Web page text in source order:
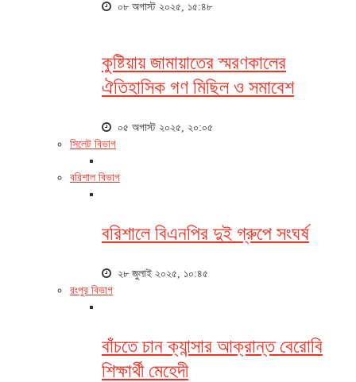
০৮ অগাস্ট ২০২৫, ১৫:৪৮
কুষ্টিয়ায় জামায়াতের স্মরণকালের
ঐতিহাসিক গণ মিছিল ও সমাবেশ
০৫ অগাস্ট ২০২৫, ২০:০৫
সিলেট বিভাগ
বরিশাল বিভাগ
বরিশালে বিএনপির দুই গ্রুপে সংঘর্ষ
২৮ জুলাই ২০২৫, ১০:৪৫
রংপুর বিভাগ
বাঁচতে চান ক্যান্সার আক্রান্ত বেরোবি
শিক্ষার্থী মেহেদী